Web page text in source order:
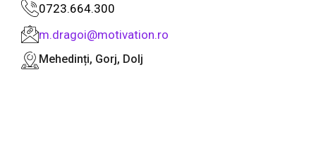
0723.664.300
m.dragoi@motivation.ro
Mehedinți, Gorj, Dolj